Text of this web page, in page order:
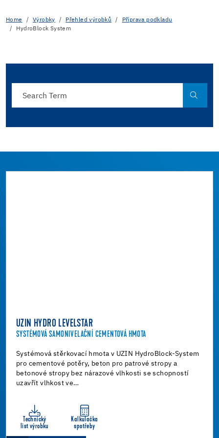
Home Výrobky Přehled výrobků
Příprava podkladu
HydroBlock System
UZIN HYDRO LEVELSTAR
SYSTÉMOVÁ SAMONIVELAČNÍ CEMENTOVÁ HMOTA
Systémová stěrkovací hmota v UZIN HydroBlock-System
pro cementové potěry, beton pro patrové stropy a
betonové stropy bez nárazové vlhkosti se schopností
uzavřít vlhkost ve…
Technický
list výrobku
Kalkulačka
spotřeby